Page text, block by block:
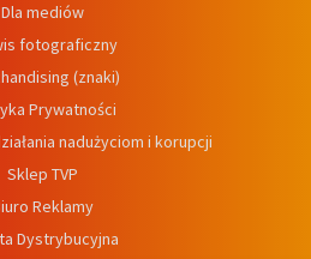
Dla mediów
fotograficzny
(znaki)
Prywatności
nadużyciom i korupcji
Sklep TVP
Reklamy
Dystrybucyjna